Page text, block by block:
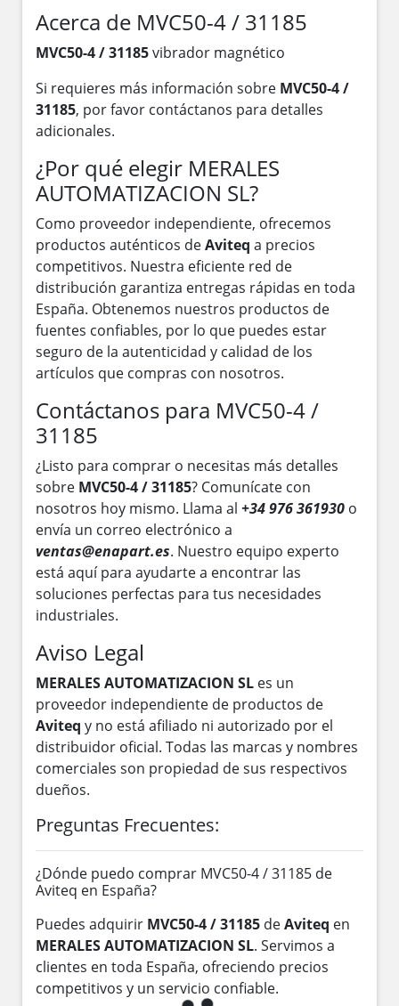
Acerca de MVC50-4 / 31185
MVC50-4 / 31185vibrador magnético
Si requieres más información sobre MVC50-4 /
31185, por favor contáctanos para detalles
adicionales.
¿Por qué elegir MERALES
AUTOMATIZACION SL?
Como proveedor independiente, ofrecemos
productos auténticos deAviteq a precios
competitivos. Nuestra eficiente red de
distribución garantiza entregas rápidas en toda
España. Obtenemos nuestros productos de
fuentes confiables, por lo que puedes estar
seguro de la autenticidad y calidad de los
artículos que compras con nosotros.
Contáctanos para MVC50-4 /
31185
¿Listo para comprar o necesitas más detalles
sobre MVC50-4 / 31185? Comunícate con
nosotros hoy mismo. Llama al +34 976 361930 o
envía un correo electrónico a
ventas@enapart.es. Nuestro equipo experto
está aquí para ayudarte a encontrar las
soluciones perfectas para tus necesidades
industriales.
Aviso Legal
MERALES AUTOMATIZACION SL es un
proveedor independiente de productos de
Aviteq y no está afiliado ni autorizado por el
distribuidor oficial. Todas las marcas y nombres
comerciales son propiedad de sus respectivos
dueños.
Preguntas Frecuentes:
¿Dónde puedo comprar MVC50-4 / 31185 de
Aviteq en España?
Puedes adquirir MVC50-4 / 31185 deAviteq en
MERALES AUTOMATIZACION SL. Servimos a
clientes en toda España, ofreciendo precios
competitivos y un servicio confiable.